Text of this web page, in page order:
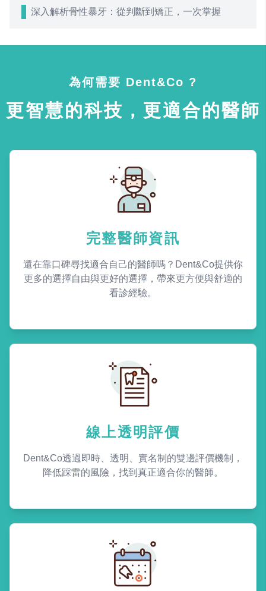
深入解析骨性暴牙：從判斷到矯正，一次掌握
為何需要 Dent&Co ?
更智慧的科技，更適合的醫師
完整醫師資訊
還在靠口碑尋找適合自己的醫師嗎？Dent&Co提供你
更多的選擇自由與更好的選擇，帶來更方便與舒適的
看診經驗。
線上透明評價
Dent&Co透過即時、透明、實名制的雙邊評價機制，
降低踩雷的風險，找到真正適合你的醫師。